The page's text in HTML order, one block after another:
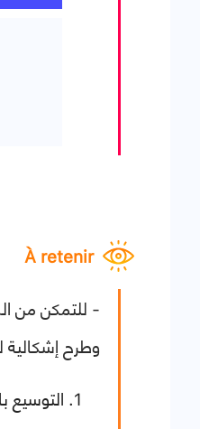
À retenir
- للتمكن من
وطرح
التوسيع